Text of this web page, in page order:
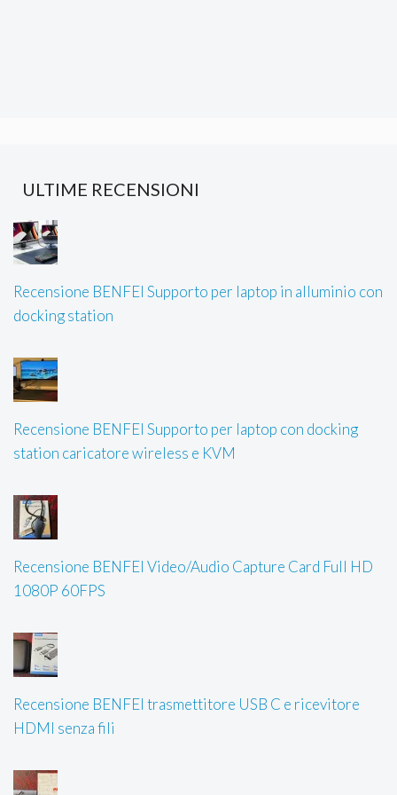
ULTIME RECENSIONI
Recensione BENFEI Supporto per laptop in alluminio con
docking station
Recensione BENFEI Supporto per laptop con docking
station caricatore wireless e KVM
Recensione BENFEI Video/Audio Capture Card Full HD
1080P 60FPS
Recensione BENFEI trasmettitore USB C e ricevitore
HDMI senza fili